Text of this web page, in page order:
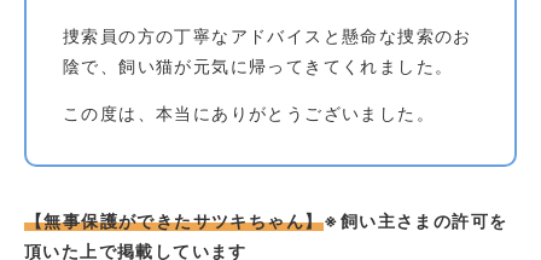
捜索員の方の丁寧なアドバイスと懸命な捜索のお
陰で、飼い猫が元気に帰ってきてくれました。
この度は、本当にありがとうございました。
【無事保護ができたサツキちゃん】※飼い主さまの許可を
頂いた上で掲載しています